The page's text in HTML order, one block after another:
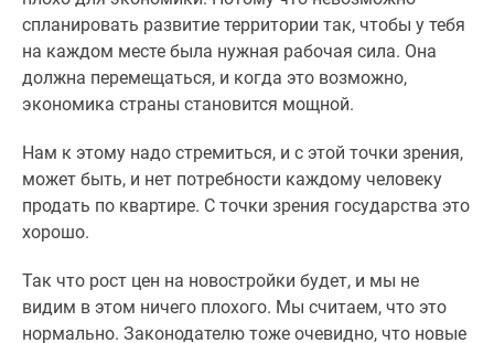
спланировать развитие территории так, чтобы у тебя
на каждом месте была нужная рабочая сила. Она
должна перемещаться, и когда это возможно,
экономика страны становится мощной.
Нам к этому надо стремиться, и с этой точки зрения,
может быть, и нет потребности каждому человеку
продать по квартире. С точки зрения государства это
хорошо.
Так что рост цен на новостройки будет, и мы не
видим в этом ничего плохого. Мы считаем, что это
нормально. Законодателю тоже очевидно, что новые